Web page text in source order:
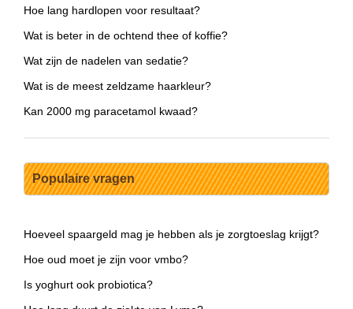
Hoe lang hardlopen voor resultaat?
Wat is beter in de ochtend thee of koffie?
Wat zijn de nadelen van sedatie?
Wat is de meest zeldzame haarkleur?
Kan 2000 mg paracetamol kwaad?
Populaire vragen
Hoeveel spaargeld mag je hebben als je zorgtoeslag krijgt?
Hoe oud moet je zijn voor vmbo?
Is yoghurt ook probiotica?